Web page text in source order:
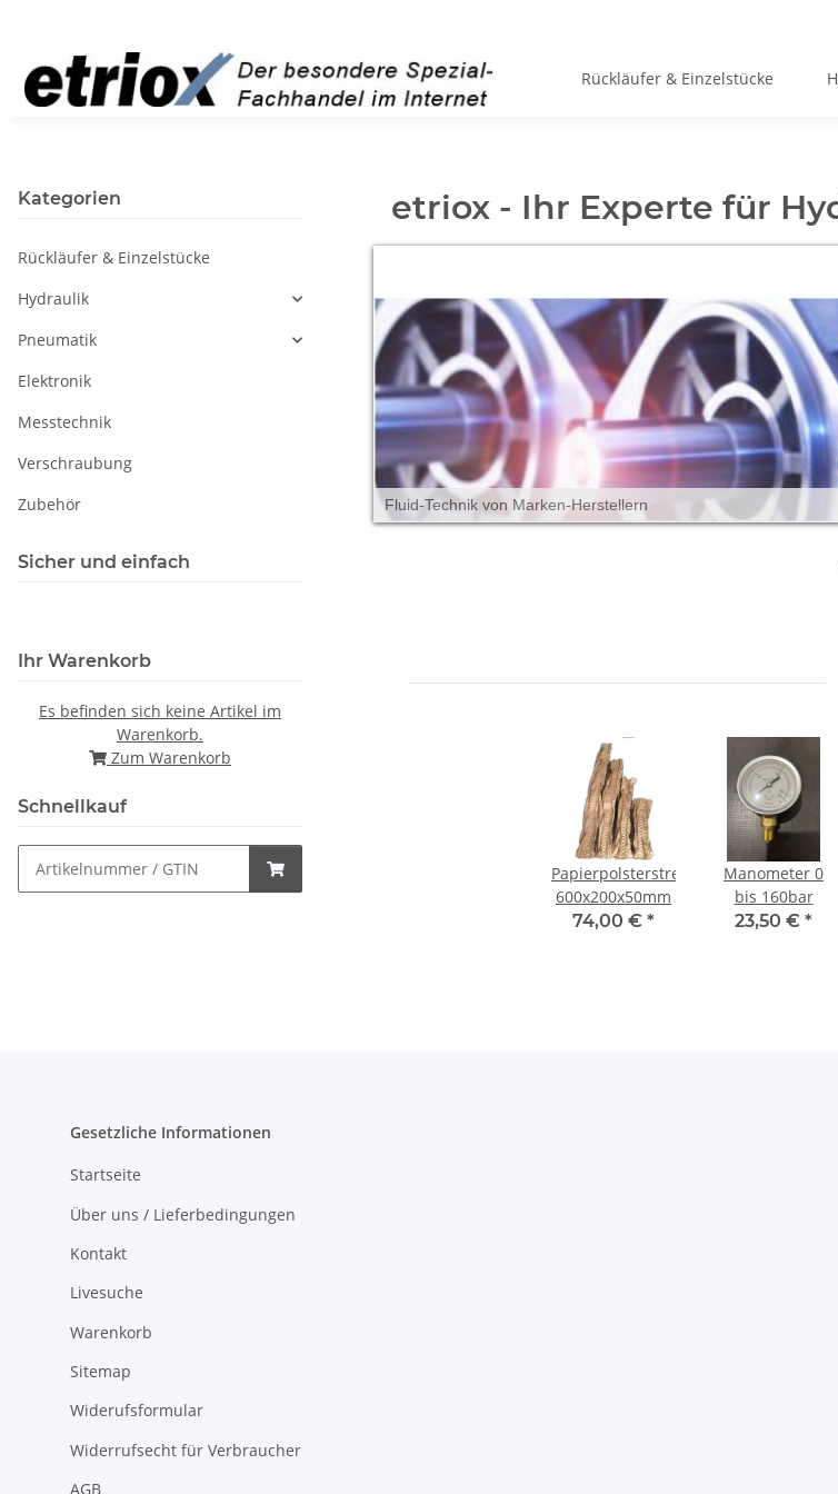
Rückläufer & Einzelstücke
etriox - Ihr Experte für
Fluid-Technik von Marken-Herstellern
Papierpolsterstreifen
600x200x50mm
74,00 € *
Manometer 0
bis 160bar
23,50 € *
Kategorien
Rückläufer & Einzelstücke
Hydraulik
Pneumatik
Elektronik
Messtechnik
Verschraubung
Zubehör
Sicher und einfach
Ihr Warenkorb
Es befinden sich keine Artikel im
Warenkorb.
Zum Warenkorb
Schnellkauf
Gesetzliche Informationen
Startseite
Über uns / Lieferbedingungen
Kontakt
Livesuche
Warenkorb
Sitemap
Widerufsformular
Widerrufsecht für Verbraucher
AGB